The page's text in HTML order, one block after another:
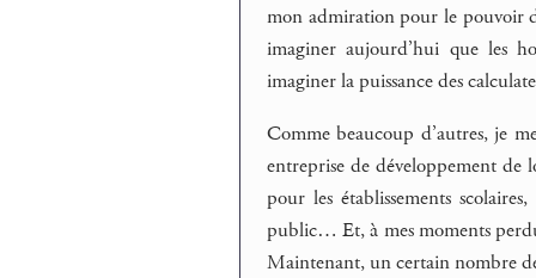
mon admiration pour le pouvoir
imaginer aujourd’hui que les
imaginer la puissance des
Comme beaucoup d’autres, je
entreprise de développement de
pour les établissements
public… Et, à mes moments
Maintenant, un certain nombre